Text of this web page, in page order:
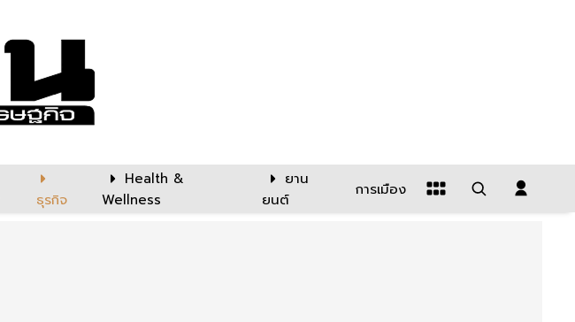
ธุรกิจ
Health &
Wellness
ยาน
ยนต์
การเมือง